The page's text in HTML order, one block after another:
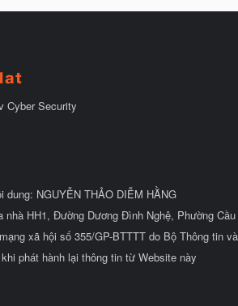
Cyber Security
dung: NGUYỄN THẢO DIỄM HẰNG
nhà HH1, Đường Dương Đình Nghệ, Phường
xã hội số 355/GP-BTTTT do Bộ Thông tin
phát hành lại thông tin từ Website này